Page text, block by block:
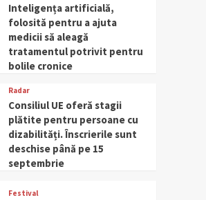
Inteligența artificială,
folosită pentru a ajuta
medicii să aleagă
tratamentul potrivit pentru
bolile cronice
Radar
Consiliul UE oferă stagii
plătite pentru persoane cu
dizabilități. Înscrierile sunt
deschise până pe 15
septembrie
Festival